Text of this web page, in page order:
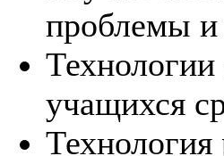
проблемы и
учащихся
Технология